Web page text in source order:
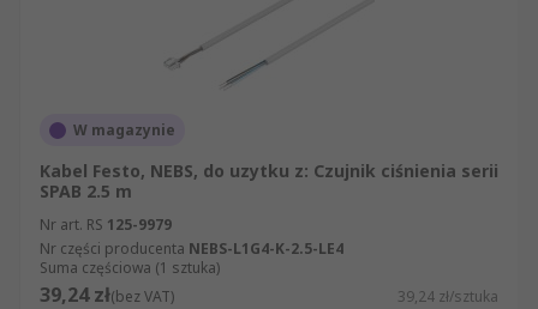
W magazynie
Kabel Festo, NEBS, do uzytku z: Czujnik ciśnienia serii
SPAB 2.5 m
Nr art. RS 125-9979
Nr części producenta NEBS-L1G4-K-2.5-LE4
Suma częściowa (1 sztuka)
39,24 zł(bez VAT) 39,24 zł/sztuka